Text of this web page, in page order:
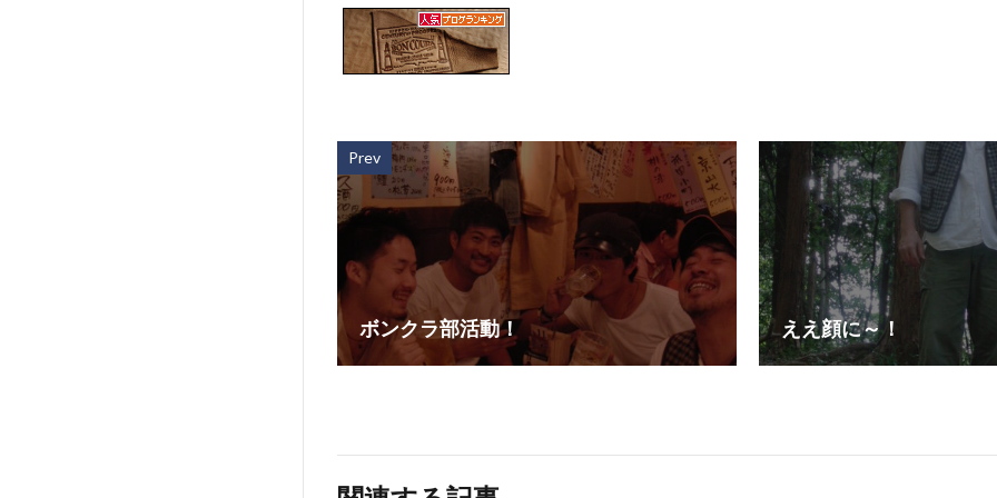
Prev
ボンクラ部活動！ ええ顔に～！